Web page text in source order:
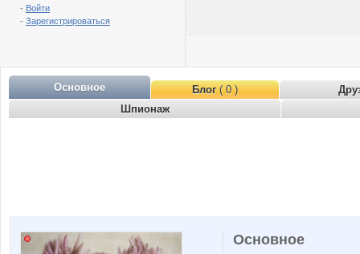
- Войти
- Зарегистрироваться
Основное Блог( 0 )
Шпионаж
Основное